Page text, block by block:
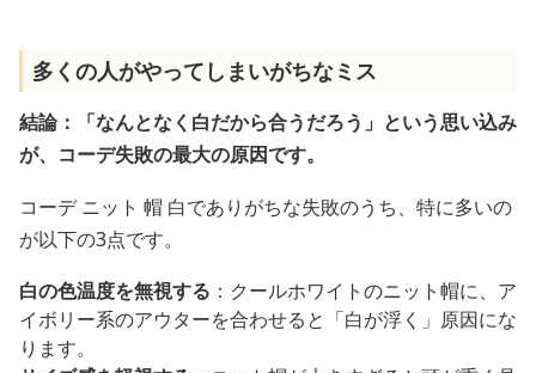
多くの人がやってしまいがちなミス
結論：「なんとなく白だから合うだろう」という思い込み
が、コーデ失敗の最大の原因です。
コーデ ニット 帽 白でありがちな失敗のうち、特に多いの
が以下の3点です。
白の色温度を無視する ：クールホワイトのニット帽に、ア
イボリー系のアウターを合わせると「白が浮く」原因にな
ります。